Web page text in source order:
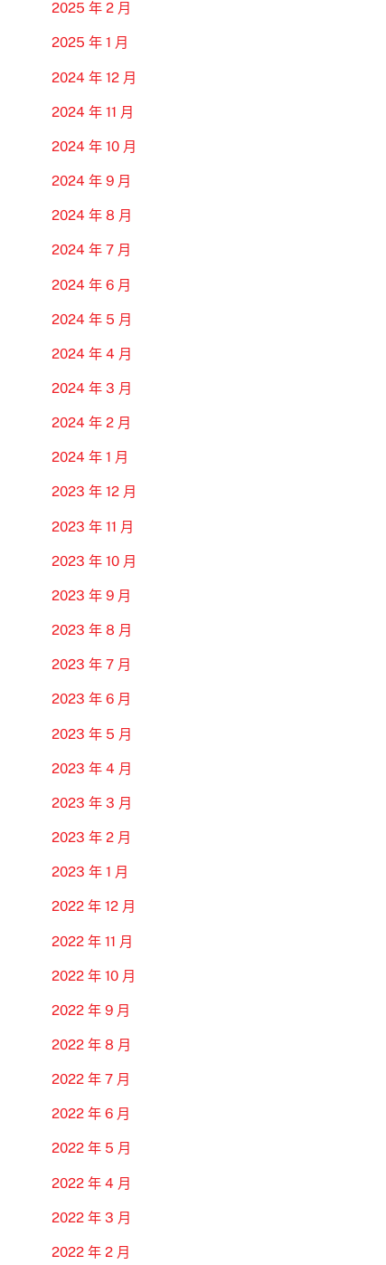
2025 年 2 月
2025 年 1 月
2024 年 12 月
2024 年 11 月
2024 年 10 月
2024 年 9 月
2024 年 8 月
2024 年 7 月
2024 年 6 月
2024 年 5 月
2024 年 4 月
2024 年 3 月
2024 年 2 月
2024 年 1 月
2023 年 12 月
2023 年 11 月
2023 年 10 月
2023 年 9 月
2023 年 8 月
2023 年 7 月
2023 年 6 月
2023 年 5 月
2023 年 4 月
2023 年 3 月
2023 年 2 月
2023 年 1 月
2022 年 12 月
2022 年 11 月
2022 年 10 月
2022 年 9 月
2022 年 8 月
2022 年 7 月
2022 年 6 月
2022 年 5 月
2022 年 4 月
2022 年 3 月
2022 年 2 月